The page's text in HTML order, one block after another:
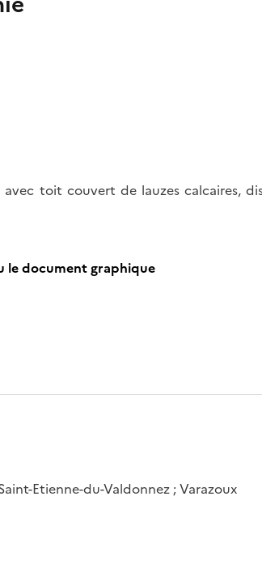
toit couvert de lauzes calcaires,
le document graphique
Etienne-du-Valdonnez ; Varazoux